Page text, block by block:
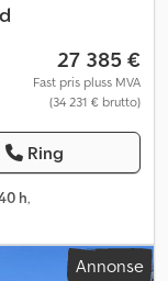
27 385 €
Fast pris pluss MVA
(34 231 € brutto)
Ring
h,
Annonse